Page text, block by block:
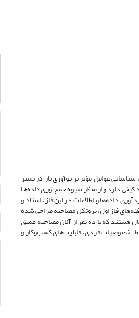
شناسایی عوامل مؤثر بر نوآوریِ باز در بستر
دارد و از منظر شیوه جمع‌‌آوری داده‌ها
داده‌ها و اطلاعات در این فاز، اسناد و
به یافته‌های فاز اول، پروتکل مصاحبه طراحی شده
هستند که با ده نفر از آنان مصاحبه عمیق
خصوصیات فردی، قابلیت‌های کسب‌وکار و